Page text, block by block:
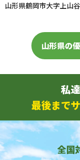
山形県鶴岡市大字上山
山形県の
私
最後まで
全国